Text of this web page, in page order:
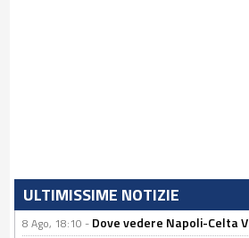
ULTIMISSIME NOTIZIE
8 Ago, 18:10 - Dove vedere Napoli-Celta